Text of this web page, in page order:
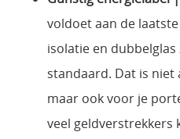
voldoet aan de
isolatie en
standaard. Dat is
maar ook voor je
veel geldverstrekkers